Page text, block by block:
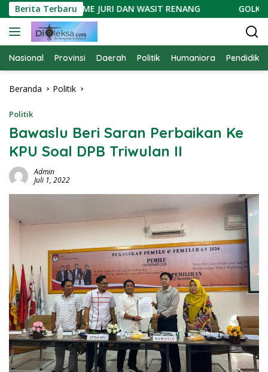
Langsung
ke
konten
Berita TerbaruJURI DAN WASIT RENANG GOLKAR
Nasional Provinsi Daerah Politik Humaniora
Beranda Politik
Politik
Bawaslu Beri Saran Perbaikan Ke
KPU Soal DPB Triwulan II
Admin
Juli 1, 2022